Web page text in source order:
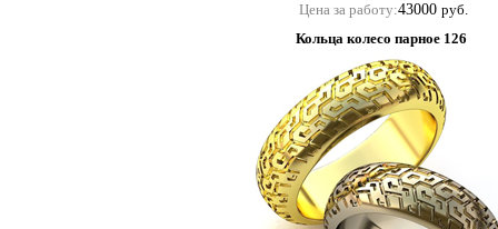
Цена за работу:43000 руб.
Кольца колесо парное 126